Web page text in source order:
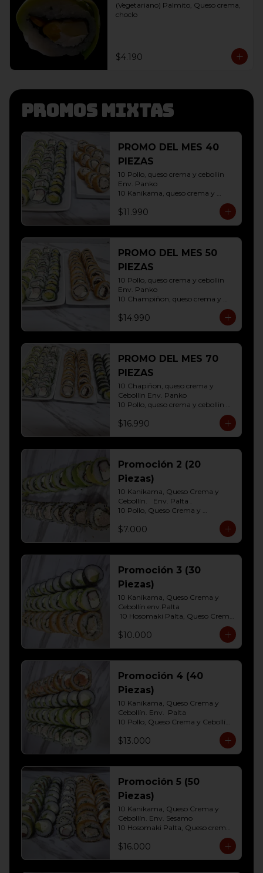
(Vegetariano) Palmito, Queso crema,
choclo
$4.190
Promos mixtas
PROMO DEL MES 40
PIEZAS
10 Pollo, queso crema y cebollin
Env. Panko
10 Kanikama, queso crema y
10 Pollo, queso crema y cebollin
$11.990
PROMO DEL MES 50
PIEZAS
10 Pollo, queso crema y cebollin
Env. Panko
10 Champiñon, queso crema y
10 Kanikama, queso crema y
Env. Palta
10 Hosomaki ( Palta)
$14.990
PROMO DEL MES 70
PIEZAS
10 Chapiñon, queso crema y
Cebollin Env. Panko
10 Pollo, queso crema y cebollin
10 Palmito, queso crema y palta
Palta Env. Cibulette
10 Pollo, queso crema y cebollin
Env. Palta
10 Hosomaki (Queso crema)
10 Hosomaki ( Palta)
$16.990
Promoción 2 (20
Piezas)
10 Kanikama, Queso Crema y
Cebollín.	Env. Palta .
10 Pollo, Queso Crema y
frito
$7.000
Promoción 3 (30
Piezas)
10 Kanikama, Queso Crema y
Cebollín env.Palta
10 Hosomaki Palta, Queso Crema
10 Pollo, Queso Crema y Cebollin
Env. Frito
$10.000
Promoción 4 (40
Piezas)
10 Kanikama, Queso Crema y
Cebollín. Env.  Palta
10 Pollo, Queso Crema y Cebollín
10 Hosomaki Palta, Queso crema
$13.000
Promoción 5 (50
Piezas)
10 Kanikama, Queso Crema y
Cebollín. Env. Sesamo
10 Hosomaki Palta, Queso crema
Cebollín Env.Palta
10 Pollo, Queso Crema y Cebollín
$16.000